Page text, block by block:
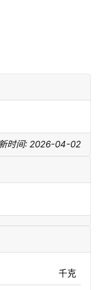
时间: 2026-04-02
千克